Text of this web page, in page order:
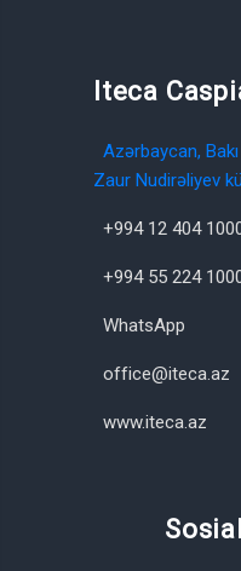
Iteca
Azərbaycan,
Zaur Nudirəliyev
+994 12 404
+994 55 224
WhatsApp
office@iteca.az
www.iteca.az